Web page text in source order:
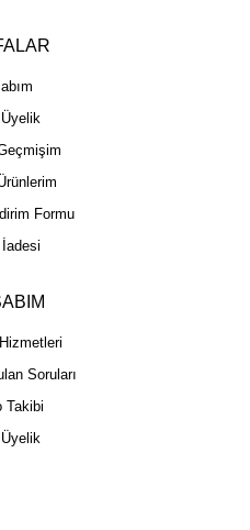
Formu
Soruları
Takibi